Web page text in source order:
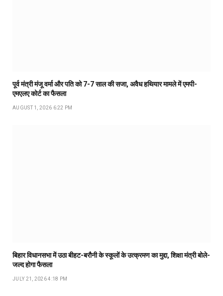
पूर्व मंत्री मंजू वर्मा और पति को 7-7 साल की सजा, अवैध हथियार मामले में एमपी-
एमएलए कोर्ट का फैसला
AUGUST 1, 2026 6:22 PM
बिहार विधानसभा में उठा बीहट-बरौनी के स्कूलों के उत्क्रमण का मुद्दा, शिक्षा मंत्री बोले-
जल्द होगा फैसला
JULY 21, 2026 4:18 PM